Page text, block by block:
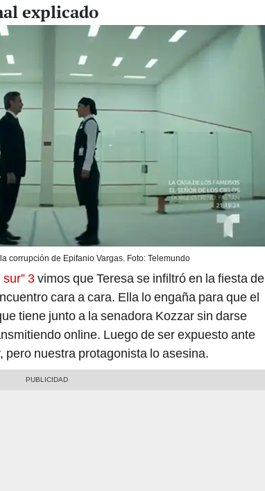
explicado
corrupción de Epifanio Vargas. Foto: Telemundo
3vimos que Teresa se infiltró en la fiesta de
cara a cara. Ella lo engaña para que el
tiene junto a la senadora Kozzar sin darse
online. Luego de ser expuesto ante
pero nuestra protagonista lo asesina.